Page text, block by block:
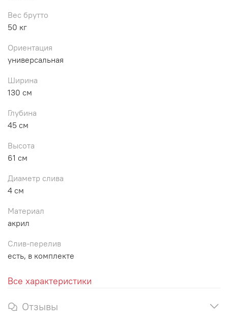
Вес брутто
50 кг
Ориентация
универсальная
Ширина
130 см
Глубина
45 см
Высота
61 см
Диаметр слива
4 см
Материал
акрил
Слив-перелив
есть, в комплекте
Все характеристики
Отзывы